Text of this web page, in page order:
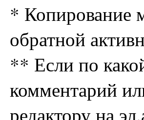
* Копирование
обратной
** Если по
комментарий
редактору на